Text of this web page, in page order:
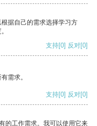
据自己的需求选择学习方
支持[0] 反对[0]
需求。
支持[0] 反对[0]
的工作需求。我可以使用它来